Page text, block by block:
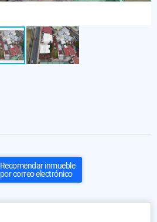
Recomendar inmueble
por correo electrónico